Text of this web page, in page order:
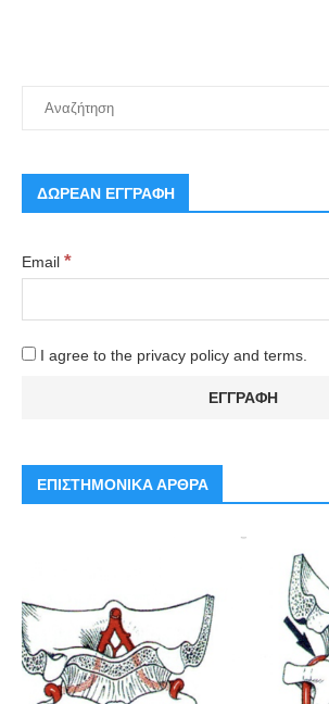
ΔΩΡΕΑΝ ΕΓΓΡΑΦΗ
Email *
I agree to the privacy policy and terms.
ΕΠΙΣΤΗΜΟΝΙΚΑ ΑΡΘΡΑ